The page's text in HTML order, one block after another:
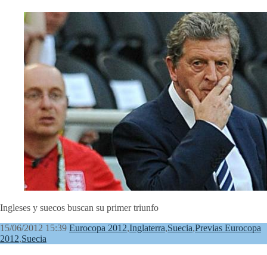
Ingleses y suecos buscan su primer triunfo
15/06/2012 15:39 Eurocopa 2012,Inglaterra,Suecia,Previas Eurocopa
2012,Suecia